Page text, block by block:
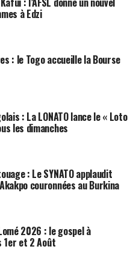
à Edzi
: le Togo accueille la Bourse
: La LONATO lance le « Loto
les dimanches
: Le SYNATO applaudit
couronnées au Burkina
2026 : le gospel à
1er et 2 Août